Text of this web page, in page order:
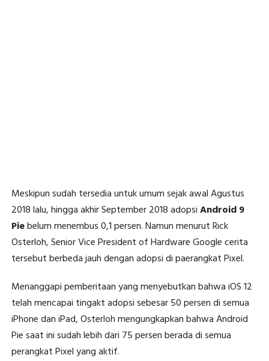
Meskipun sudah tersedia untuk umum sejak awal Agustus
2018 lalu, hingga akhir September 2018 adopsiAndroid 9
Piebelum menembus 0,1 persen. Namun menurut Rick
Osterloh, Senior Vice President of Hardware Google cerita
tersebut berbeda jauh dengan adopsi di paerangkat Pixel.
Menanggapi pemberitaan yang menyebutkan bahwa iOS 12
telah mencapai tingakt adopsi sebesar 50 persen di semua
iPhone dan iPad, Osterloh mengungkapkan bahwa Android
Pie saat ini sudah lebih dari 75 persen berada di semua
perangkat Pixel yang aktif.